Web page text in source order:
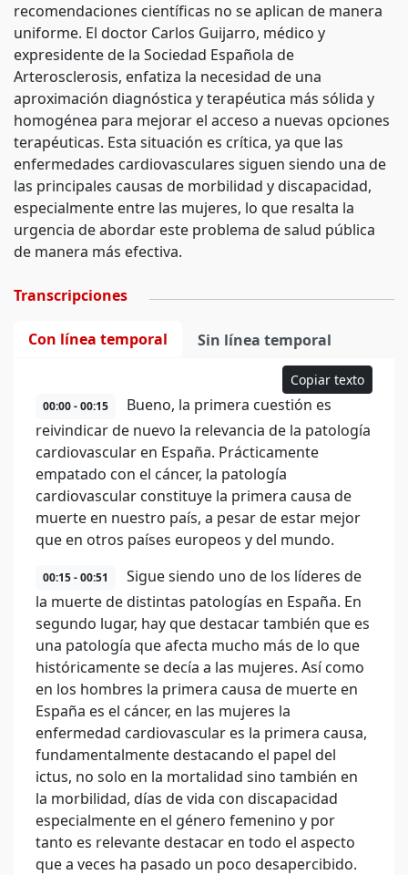
recomendaciones científicas no se aplican de manera
uniforme. El doctor Carlos Guijarro, médico y
expresidente de la Sociedad Española de
Arterosclerosis, enfatiza la necesidad de una
aproximación diagnóstica y terapéutica más sólida y
homogénea para mejorar el acceso a nuevas opciones
terapéuticas. Esta situación es crítica, ya que las
enfermedades cardiovasculares siguen siendo una de
las principales causas de morbilidad y discapacidad,
especialmente entre las mujeres, lo que resalta la
urgencia de abordar este problema de salud pública
de manera más efectiva.
Transcripciones
Con línea temporal Sin línea temporal
Copiar texto
00:00 - 00:15
Bueno, la primera cuestión es
reivindicar de nuevo la relevancia de la patología
cardiovascular en España. Prácticamente
empatado con el cáncer, la patología
cardiovascular constituye la primera causa de
muerte en nuestro país, a pesar de estar mejor
que en otros países europeos y del mundo.
00:15 - 00:51
Sigue siendo uno de los líderes de
la muerte de distintas patologías en España. En
segundo lugar, hay que destacar también que es
una patología que afecta mucho más de lo que
históricamente se decía a las mujeres. Así como
en los hombres la primera causa de muerte en
España es el cáncer, en las mujeres la
enfermedad cardiovascular es la primera causa,
fundamentalmente destacando el papel del
ictus, no solo en la mortalidad sino también en
la morbilidad, días de vida con discapacidad
especialmente en el género femenino y por
tanto es relevante destacar en todo el aspecto
que a veces ha pasado un poco desapercibido.